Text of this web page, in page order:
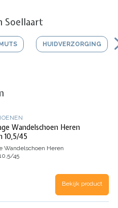
Soellaart
HUIDVERZORGING
Wandelschoen Heren
10,5/45
Wandelschoen Heren
45
Bekijk product